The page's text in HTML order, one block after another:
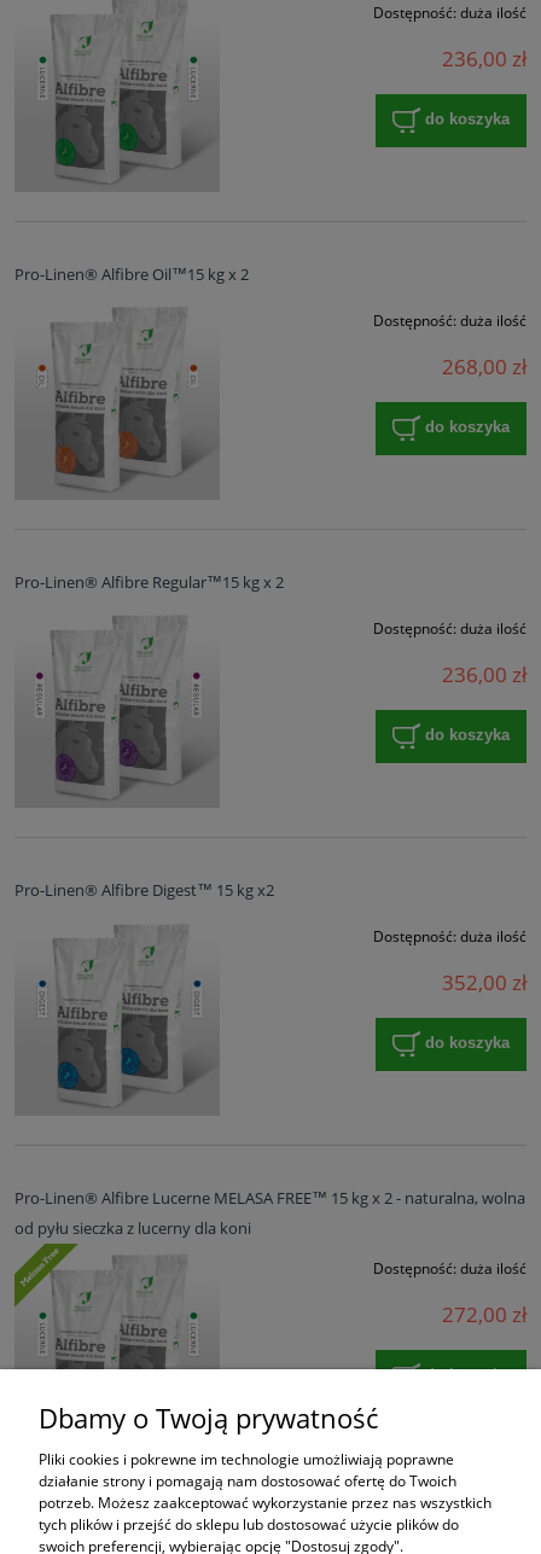
Dostępność: duża ilość
236,00 zł
do koszyka
Pro-Linen® Alfibre Oil™15 kg x 2
Dostępność: duża ilość
268,00 zł
do koszyka
Pro-Linen® Alfibre Regular™15 kg x 2
Dostępność: duża ilość
236,00 zł
do koszyka
Pro-Linen® Alfibre Digest™ 15 kg x2
Dostępność: duża ilość
352,00 zł
do koszyka
Pro-Linen® Alfibre Lucerne MELASA FREE™ 15 kg x 2 - naturalna, wolna
od pyłu sieczka z lucerny dla koni
Dostępność: duża ilość
272,00 zł
do koszyka
« 1 2
Dbamy o Twoją prywatność
Pliki cookies i pokrewne im technologie umożliwiają poprawne
działanie strony i pomagają nam dostosować ofertę do Twoich
potrzeb. Możesz zaakceptować wykorzystanie przez nas wszystkich
tych plików i przejść do sklepu lub dostosować użycie plików do
swoich preferencji, wybierając opcję "Dostosuj zgody".